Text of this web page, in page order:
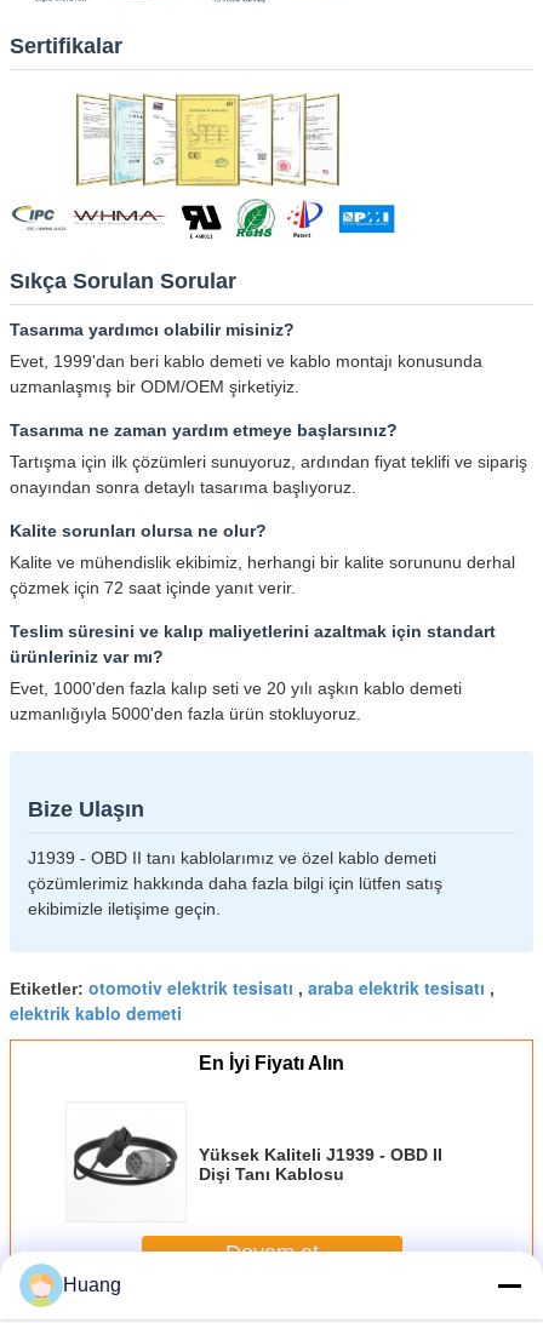
Sertifikalar
Sıkça Sorulan Sorular
Tasarıma yardımcı olabilir misiniz?
Evet, 1999'dan beri kablo demeti ve kablo montajı konusunda
uzmanlaşmış bir ODM/OEM şirketiyiz.
Tasarıma ne zaman yardım etmeye başlarsınız?
Tartışma için ilk çözümleri sunuyoruz, ardından fiyat teklifi ve sipariş
onayından sonra detaylı tasarıma başlıyoruz.
Kalite sorunları olursa ne olur?
Kalite ve mühendislik ekibimiz, herhangi bir kalite sorununu derhal
çözmek için 72 saat içinde yanıt verir.
Teslim süresini ve kalıp maliyetlerini azaltmak için standart
ürünleriniz var mı?
Evet, 1000'den fazla kalıp seti ve 20 yılı aşkın kablo demeti
uzmanlığıyla 5000'den fazla ürün stokluyoruz.
Bize Ulaşın
J1939 - OBD II tanı kablolarımız ve özel kablo demeti
çözümlerimiz hakkında daha fazla bilgi için lütfen satış
ekibimizle iletişime geçin.
Etiketler: otomotiv elektrik tesisatı , araba elektrik tesisatı ,
elektrik kablo demeti
En İyi Fiyatı Alın
Yüksek Kaliteli J1939 - OBD II
Dişi Tanı Kablosu
Devam et
Huang